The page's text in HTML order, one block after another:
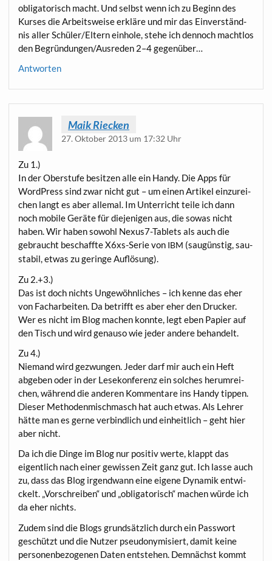
obli­ga­to­risch macht. Und selbst wenn ich zu Beginn des
Kur­ses die Arbeits­wei­se erklä­re und mir das Ein­ver­ständ­
nis aller Schüler/Eltern ein­ho­le, ste­he ich den­noch macht­los
den Begründungen/Ausreden 2–4 gegenüber…
Antworten
Maik Riecken
27. Oktober 2013 um 17:32 Uhr
Zu 1.)
In der Ober­stu­fe besit­zen alle ein Han­dy. Die Apps für
Word­Press sind zwar nicht gut – um einen Arti­kel ein­zu­rei­
chen langt es aber alle­mal. Im Unter­richt tei­le ich dann
noch mobi­le Gerä­te für die­je­ni­gen aus, die sowas nicht
haben. Wir haben sowohl Nexus7-Tablets als auch die
gebraucht beschaff­te X6xs-Serie von IBM (sau­güns­tig, sau­
sta­bil, etwas zu gerin­ge Auflösung).
Zu 2.+3.)
Das ist doch nichts Unge­wöhn­li­ches – ich ken­ne das eher
von Fach­ar­bei­ten. Da betrifft es aber eher den Dru­cker.
Wer es nicht im Blog machen konn­te, legt eben Papier auf
den Tisch und wird genau­so wie jeder ande­re behandelt.
Zu 4.)
Nie­mand wird gezwun­gen. Jeder darf mir auch ein Heft
abge­ben oder in der Lese­kon­fe­renz ein sol­ches her­um­rei­
chen, wäh­rend die ande­ren Kom­men­ta­re ins Han­dy tip­pen.
Die­ser Metho­den­misch­masch hat auch etwas. Als Leh­rer
hät­te man es ger­ne ver­bind­lich und ein­heit­lich – geht hier
aber nicht.
Da ich die Din­ge im Blog nur posi­tiv wer­te, klappt das
eigent­lich nach einer gewis­sen Zeit ganz gut. Ich las­se auch
zu, dass das Blog irgend­wann eine eige­ne Dyna­mik ent­wi­
ckelt. „Vor­schrei­ben“ und „obli­ga­to­risch“ machen wür­de ich
da eher nichts.
Zudem sind die Blogs grund­sätz­lich durch ein Pass­wort
geschützt und die Nut­zer pseud­ony­mi­siert, damit kei­ne
per­so­nen­be­zo­ge­nen Daten ent­ste­hen. Dem­nächst kommt